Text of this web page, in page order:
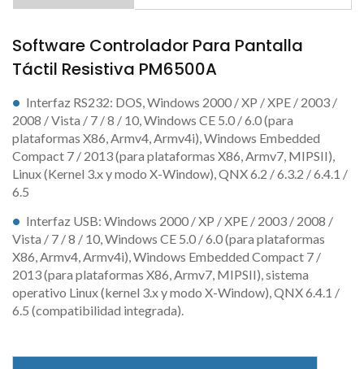
Software Controlador Para Pantalla
Táctil Resistiva PM6500A
Interfaz RS232: DOS, Windows 2000 / XP / XPE / 2003 /
2008 / Vista / 7 / 8 / 10, Windows CE 5.0 / 6.0 (para
plataformas X86, Armv4, Armv4i), Windows Embedded
Compact 7 / 2013 (para plataformas X86, Armv7, MIPSII),
Linux (Kernel 3.x y modo X-Window), QNX 6.2 / 6.3.2 / 6.4.1 /
6.5
Interfaz USB: Windows 2000 / XP / XPE / 2003 / 2008 /
Vista / 7 / 8 / 10, Windows CE 5.0 / 6.0 (para plataformas
X86, Armv4, Armv4i), Windows Embedded Compact 7 /
2013 (para plataformas X86, Armv7, MIPSII), sistema
operativo Linux (kernel 3.x y modo X-Window), QNX 6.4.1 /
6.5 (compatibilidad integrada).